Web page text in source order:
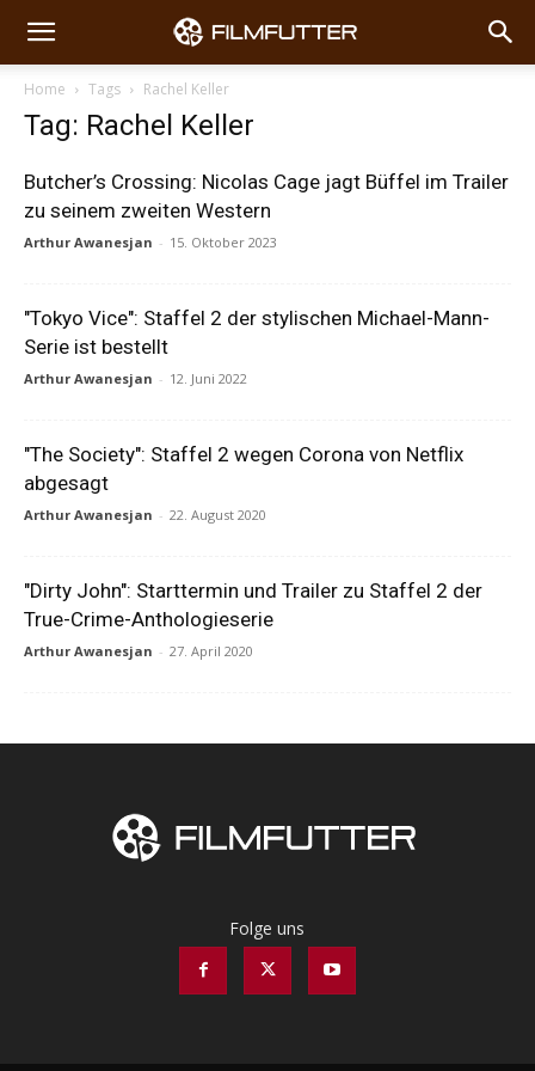
Home Tags Rachel Keller
Tag: Rachel Keller
Butcher’s Crossing: Nicolas Cage jagt Büffel im Trailer
zu seinem zweiten Western
Arthur Awanesjan - 15. Oktober 2023
"Tokyo Vice": Staffel 2 der stylischen Michael-Mann-
Serie ist bestellt
Arthur Awanesjan - 12. Juni 2022
"The Society": Staffel 2 wegen Corona von Netflix
abgesagt
Arthur Awanesjan - 22. August 2020
"Dirty John": Starttermin und Trailer zu Staffel 2 der
True-Crime-Anthologieserie
Arthur Awanesjan - 27. April 2020
Folge uns